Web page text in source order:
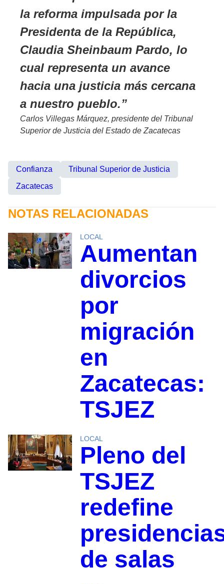
la reforma impulsada por la
Presidenta de la República,
Claudia Sheinbaum Pardo, lo
cual representa un avance
hacia una justicia más cercana
a nuestro pueblo.
Carlos Villegas Márquez, presidente del Tribunal
Superior de Justicia del Estado de Zacatecas
Confianza
Tribunal Superior de Justicia
Zacatecas
NOTAS RELACIONADAS
LOCAL
Aumentan
divorcios
por
migración
en
Zacatecas:
TSJEZ
LOCAL
Pleno del
TSJEZ
redefine
de salas